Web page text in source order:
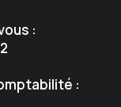
:
: